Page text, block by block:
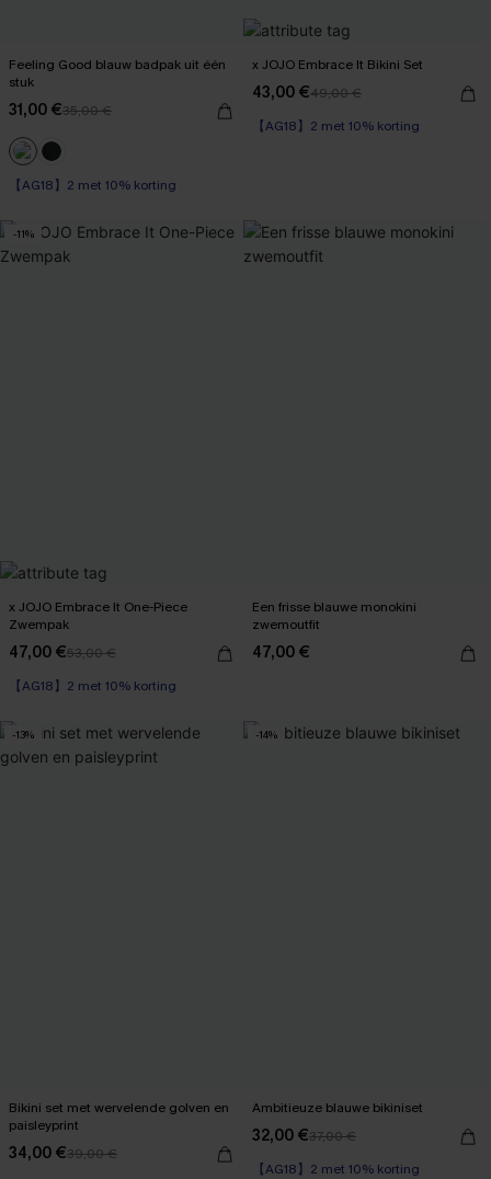
Feeling Good blauw badpak uit één
stuk
31,00 €35,00 €
【AG18】2 met 10% korting
x JOJO Embrace It Bikini Set
43,00 €49,00 €
【AG18】2 met 10% korting
-11%
x JOJO Embrace It One-Piece
Zwempak
47,00 €53,00 €
【AG18】2 met 10% korting
Een frisse blauwe monokini
zwemoutfit
47,00 €
-13%
Bikini set met wervelende golven en
paisleyprint
34,00 €39,00 €
-14%
Ambitieuze blauwe bikiniset
32,00 €37,00 €
【AG18】2 met 10% korting